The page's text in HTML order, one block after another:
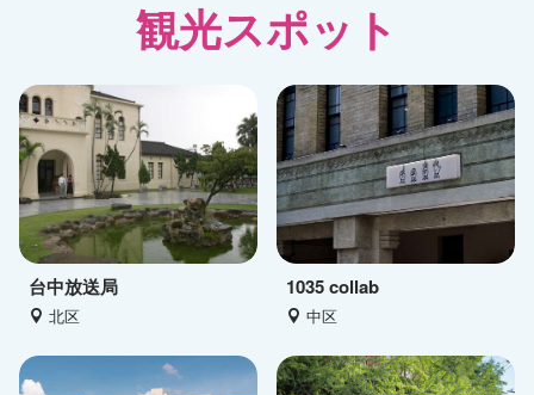
観光スポット
台中放送局
北区
1035 collab
中区